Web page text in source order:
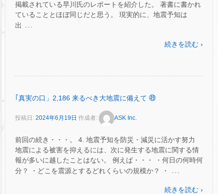
掲載されている早川氏のレポートを紹介した。 著書に書かれ
ていることとほぼ同じだと思う。 現実的に、地震予知は
出 …
続きを読む ›
｢真実の口」2,186 来るべき大地震に備えて ㊾
投稿日: 2024年6月19日 作成者: ASK Inc.
前回の続き・・・。 4. 地震予知を防災・減災に活かす努力
地震による被害を抑えるには、次に発生する地震に関する情
報が多いに越したことはない。 例えば・・・ ・何日の何時何
分？ ・どこを震源とするどれくらいの規模か？ ・
…
続きを読む ›